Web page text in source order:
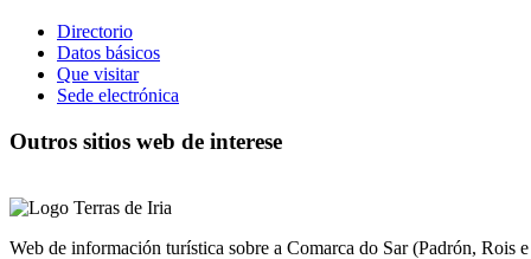
Directorio
Datos básicos
Que visitar
Sede electrónica
Outros sitios web de interese
Web de información turística sobre a Comarca do Sar (Padrón, Rois